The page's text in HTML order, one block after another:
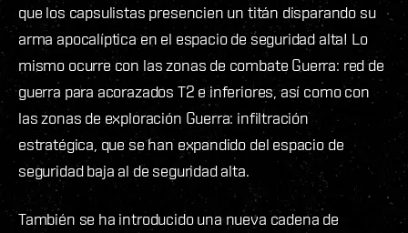
que los capsulistas presencien un titán disparando su
arma apocalíptica en el espacio de seguridad alta! Lo
mismo ocurre con las zonas de combate Guerra: red de
guerra para acorazados T2 e inferiores, así como con
las zonas de exploración Guerra: infiltración
estratégica, que se han expandido del espacio de
seguridad baja al de seguridad alta.
También se ha introducido una nueva cadena de